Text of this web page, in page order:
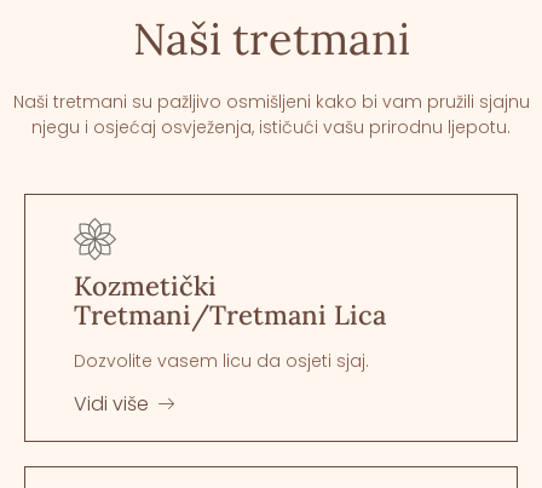
Naši tretmani
Naši tretmani su pažljivo osmišljeni kako bi vam pružili sjajnu
njegu i osjećaj osvježenja, ističući vašu prirodnu ljepotu.
Kozmetički
Tretmani/Tretmani Lica
Dozvolite vasem licu da osjeti sjaj.
Vidi više